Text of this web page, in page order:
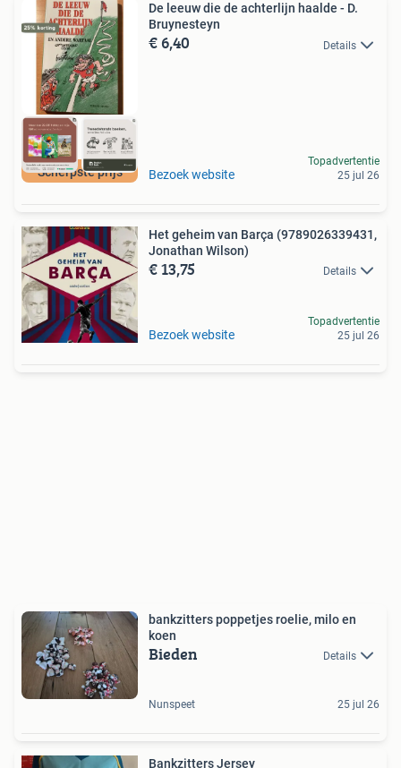
Scherpste prijs
De leeuw die de achterlijn haalde - D.
Bruynesteyn
€ 6,40 Details
Bezoek website
Topadvertentie
25 jul 26
Het geheim van Barça (9789026339431,
Jonathan Wilson)
€ 13,75 Details
Bezoek website
Topadvertentie
25 jul 26
bankzitters poppetjes roelie, milo en
koen
Bieden Details
Nunspeet 25 jul 26
Bankzitters Jersey